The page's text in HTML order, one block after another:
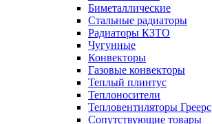
Биметаллические
Стальные радиаторы
Радиаторы КЗТО
Чугунные
Конвекторы
Газовые конвекторы
Теплый плинтус
Теплоносители
Тепловентиляторы Греерс
Сопутствующие товары